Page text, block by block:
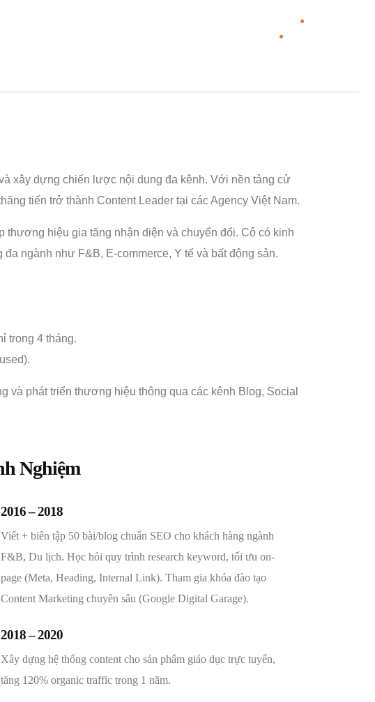
xây dựng chiến lược nội dung đa kênh. Với nền tảng cử
tiến trở thành Content Leader tại các Agency Việt Nam.
hiệu gia tăng nhận diện và chuyển đổi. Cô có kinh
ngành như F&B, E-commerce, Y tế và bất động sản.
trong 4 tháng.
và phát triển thương hiệu thông qua các kênh Blog, Social
Nghiệm
2016 – 2018
Viết + biên tập 50 bài/blog chuẩn SEO cho khách hàng ngành
F&B, Du lịch. Học hỏi quy trình research keyword, tối ưu on-
page (Meta, Heading, Internal Link). Tham gia khóa đào tạo
Content Marketing chuyên sâu (Google Digital Garage).
2018 – 2020
Xây dựng hệ thống content cho sản phẩm giáo dục trực tuyến,
tăng 120% organic traffic trong 1 năm.